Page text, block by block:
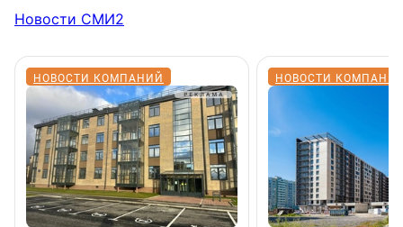
Новости СМИ2
НОВОСТИ КОМПАНИЙ НОВОСТИ